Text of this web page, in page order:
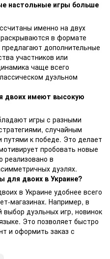
настольные игры больше
именно на двух
в формате
дополнительные
участников или
чаще всего
дуэльном
двоих имеют высокую
игры с разными
случайным
путями к победе. Это делает
пробовать новые
реализовано в
дуэлях.
для двоих в Украине?
в Украине удобнее всего
магазинах. Например, в
дуэльных игр, новинок
Это позволяет быстро
и оформить заказ с